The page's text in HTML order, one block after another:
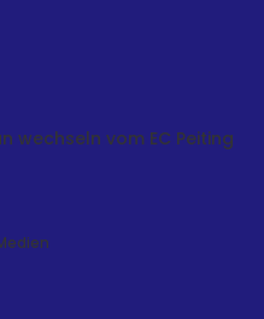
wechseln vom EC Peiting